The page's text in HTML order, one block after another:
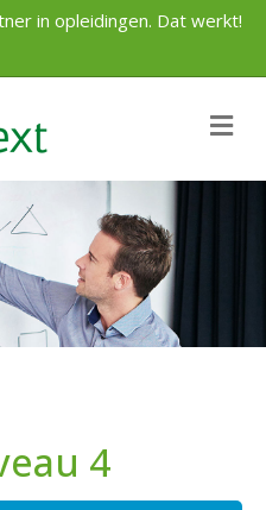
in opleidingen. Dat werkt!
4